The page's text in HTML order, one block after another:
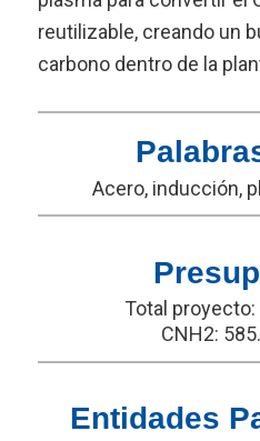
reutilizable, creando un
carbono dentro de la
Acero, inducción,
Total
CNH2:
Entidades